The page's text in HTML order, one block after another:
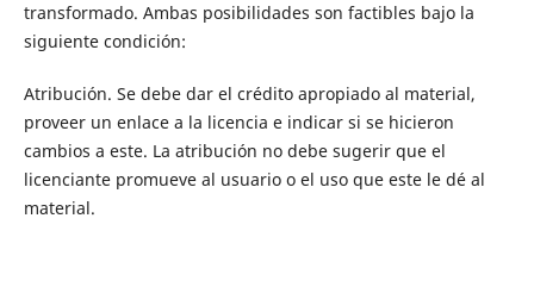
transformado. Ambas posibilidades son factibles bajo la
siguiente condición:
Atribución. Se debe dar el crédito apropiado al material,
proveer un enlace a la licencia e indicar si se hicieron
cambios a este. La atribución no debe sugerir que el
licenciante promueve al usuario o el uso que este le dé al
material.